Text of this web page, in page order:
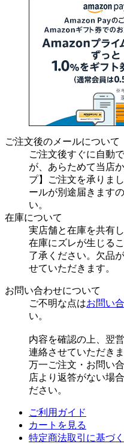
ご注文後のメールについて
ご注文後すぐに自動
が、あらためて当店
プ】ご注文を承りま
ールが別途届きます
い。
在庫について
実店舗と在庫を共有
在庫にズレが生じる
了承ください。欠品
せていただきます。
お問い合わせについて
ご不明な点はお問い
い。
内容を確認の上、翌
連絡させていただきま
万一ご注文・お問い
店より返答がない場
ださい。
ご利用ガイド
カートを見る
特定商法取引に基づ